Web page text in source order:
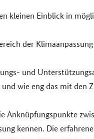
klei­nen Ein­blick in
der
und
wie eng das mit den
An­knüp­fungs­punk­te
ken­nen. Die